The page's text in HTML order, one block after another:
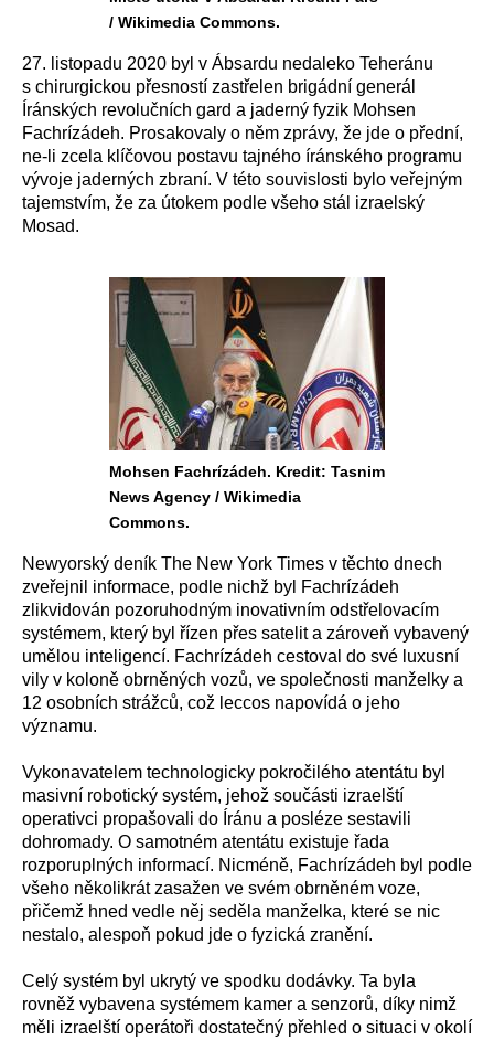
/ Wikimedia Commons.
27. listopadu 2020 byl v Ábsardu nedaleko Teheránu
s chirurgickou přesností zastřelen brigádní generál
Íránských revolučních gard a jaderný fyzik Mohsen
Fachrízádeh. Prosakovaly o něm zprávy, že jde o přední,
ne-li zcela klíčovou postavu tajného íránského programu
vývoje jaderných zbraní. V této souvislosti bylo veřejným
tajemstvím, že za útokem podle všeho stál izraelský
Mosad.
Mohsen Fachrízádeh. Kredit: Tasnim
News Agency / Wikimedia
Commons.
Newyorský deník The New York Times v těchto dnech
zveřejnil informace, podle nichž byl Fachrízádeh
zlikvidován pozoruhodným inovativním odstřelovacím
systémem, který byl řízen přes satelit a zároveň vybavený
umělou inteligencí. Fachrízádeh cestoval do své luxusní
vily v koloně obrněných vozů, ve společnosti manželky a
12 osobních strážců, což leccos napovídá o jeho
významu.
Vykonavatelem technologicky pokročilého atentátu byl
masivní robotický systém, jehož součásti izraelští
operativci propašovali do Íránu a posléze sestavili
dohromady. O samotném atentátu existuje řada
rozporuplných informací. Nicméně, Fachrízádeh byl podle
všeho několikrát zasažen ve svém obrněném voze,
přičemž hned vedle něj seděla manželka, které se nic
nestalo, alespoň pokud jde o fyzická zranění.
Celý systém byl ukrytý ve spodku dodávky. Ta byla
rovněž vybavena systémem kamer a senzorů, díky nimž
měli izraelští operátoři dostatečný přehled o situaci v okolí